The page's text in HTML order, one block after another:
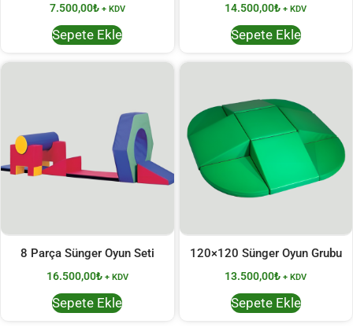
7.500,00₺ + KDV
Sepete Ekle
14.500,00₺ + KDV
Sepete Ekle
8 Parça Sünger Oyun Seti
16.500,00₺ + KDV
Sepete Ekle
120×120 Sünger Oyun Grubu
13.500,00₺ + KDV
Sepete Ekle